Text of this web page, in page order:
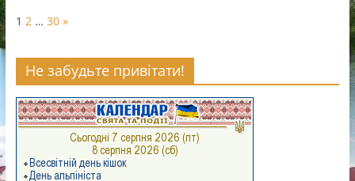
«Новорічна
композиція».
Page:
1 2 … 30 Next
»
Не забудьте привітати!